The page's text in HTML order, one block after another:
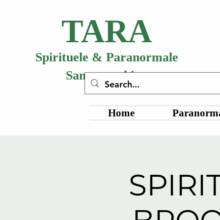
TARA
Spirituele & Paranormale
Samenwerking
Home